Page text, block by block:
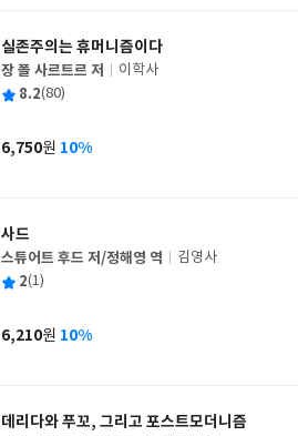
실존주의는 휴머니즘이다
글
쓴
장 폴 사르트르 저
출
사
이학사
평 8.2(80)
가
6,750원 10%
사드
글
쓴
스튜어트 후드 저/정해영 역
출
사
김영사
평 2(1)
가
6,210원 10%
데리다와 푸꼬, 그리고 포스트모더니즘